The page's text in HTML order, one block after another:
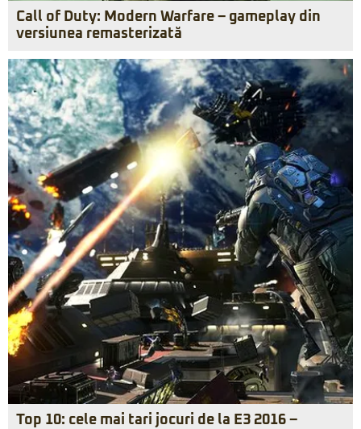
Call of Duty: Modern Warfare – gameplay din
versiunea remasterizată
Top 10: cele mai tari jocuri de la E3 2016 –